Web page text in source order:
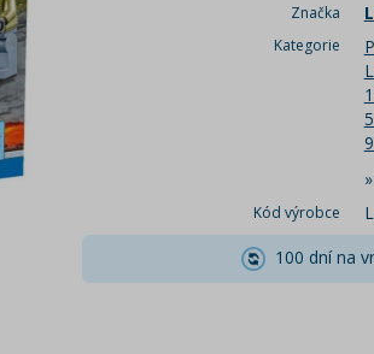
Značka
Kategorie
»
Kód výrobce
100 dní na